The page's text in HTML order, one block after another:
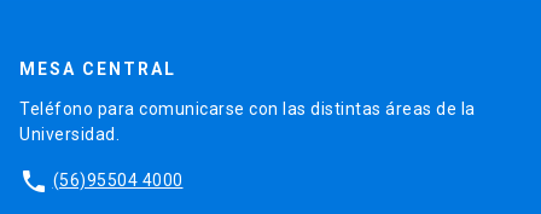
MESA CENTRAL
Teléfono para comunicarse con las distintas áreas de la
Universidad.
phone (56)95504 4000